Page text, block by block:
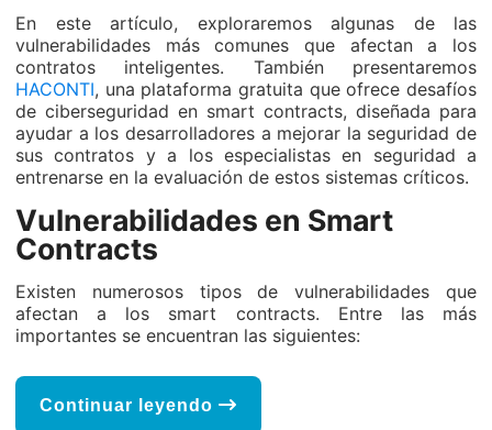
En este artículo, exploraremos algunas de las
vulnerabilidades más comunes que afectan a los
contratos inteligentes. También presentaremos
HACONTI, una plataforma gratuita que ofrece desafíos
de ciberseguridad en smart contracts, diseñada para
ayudar a los desarrolladores a mejorar la seguridad de
sus contratos y a los especialistas en seguridad a
entrenarse en la evaluación de estos sistemas críticos.
Vulnerabilidades en Smart
Contracts
Existen numerosos tipos de vulnerabilidades que
afectan a los smart contracts. Entre las más
importantes se encuentran las siguientes:
Continuar leyendo